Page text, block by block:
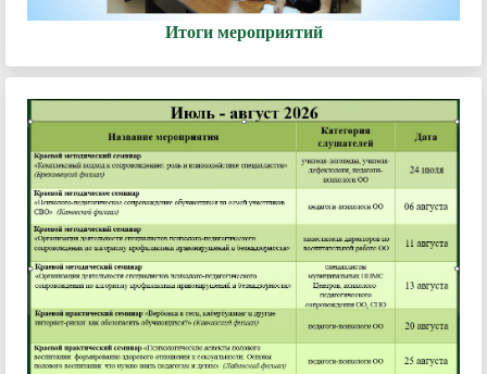
Итоги мероприятий